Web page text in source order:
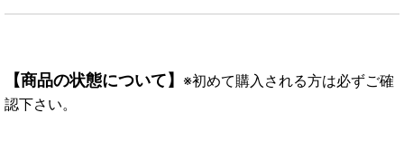
【商品の状態について】 ※初めて購入される方は必ずご確
認下さい。